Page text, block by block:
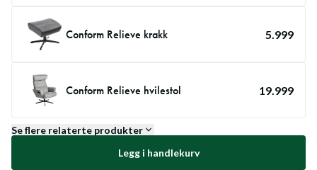
Conform Relieve krakk 5.999
Conform Relieve hvilestol 19.999
Se flere relaterte produkter
Legg i handlekurv